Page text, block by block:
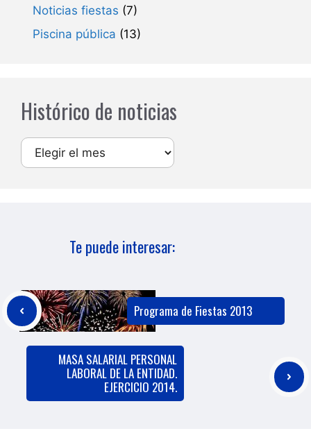
Noticias fiestas (7)
Piscina pública (13)
Histórico de noticias
Archivos
Te puede interesar:
Programa de Fiestas 2013
MASA SALARIAL PERSONAL
LABORAL DE LA ENTIDAD.
EJERCICIO 2014.